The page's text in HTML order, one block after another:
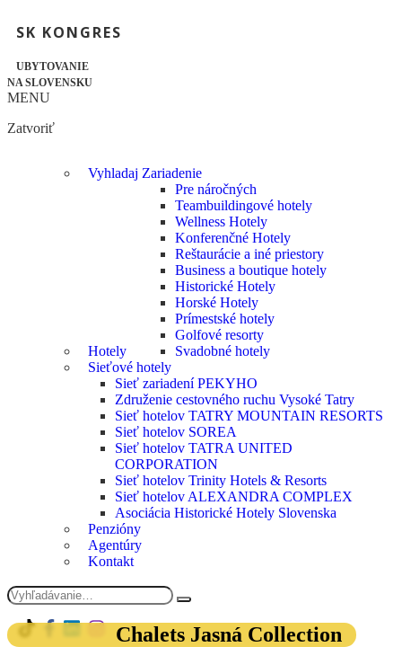
SK KONGRES
UBYTOVANIE
NA SLOVENSKU
MENU
Zatvoriť
Vyhladaj Zariadenie
Hotely
Pre náročných
Teambuildingové hotely
Wellness Hotely
Konferenčné Hotely
Reštaurácie a iné priestory
Business a boutique hotely
Historické Hotely
Horské Hotely
Prímestské hotely
Golfové resorty
Svadobné hotely
Sieťové hotely
Sieť zariadení PEKYHO
Združenie cestovného ruchu Vysoké Tatry
Sieť hotelov TATRY MOUNTAIN RESORTS
Sieť hotelov SOREA
Sieť hotelov TATRA UNITED
CORPORATION
Sieť hotelov Trinity Hotels & Resorts
Sieť hotelov ALEXANDRA COMPLEX
Asociácia Historické Hotely Slovenska
Penzióny
Agentúry
Kontakt
Chalets Jasná Collection